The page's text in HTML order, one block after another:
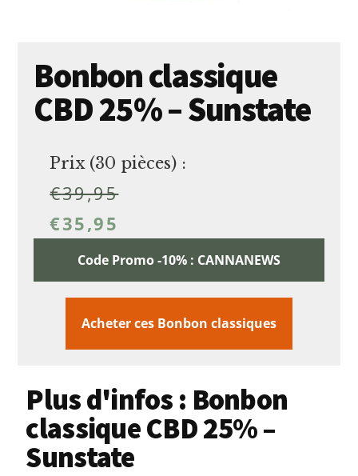
Bonbon classique
CBD 25% – Sunstate
Prix (30 pièces) :
€39,95
€35,95
Code Promo -10% : CANNANEWS
Acheter ces Bonbon classiques
Plus d'infos : Bonbon
classique CBD 25% –
Sunstate